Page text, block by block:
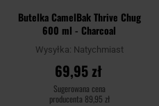
Butelka CamelBak Thrive Chug
600 ml - Charcoal
Wysyłka: Natychmiast
69,95 zł
Sugerowana cena
producenta 89,95 zł